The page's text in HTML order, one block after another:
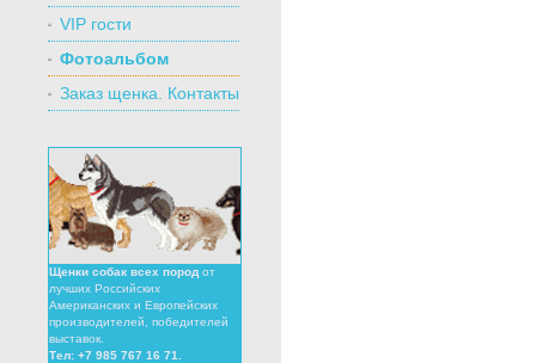
VIP гости
Фотоальбом
Заказ щенка. Контакты
Щенки собак всех пород от
лучших Российских
Американских и Европейских
производителей, победителей
выставок.
Тел: +7 985 767 16 71.